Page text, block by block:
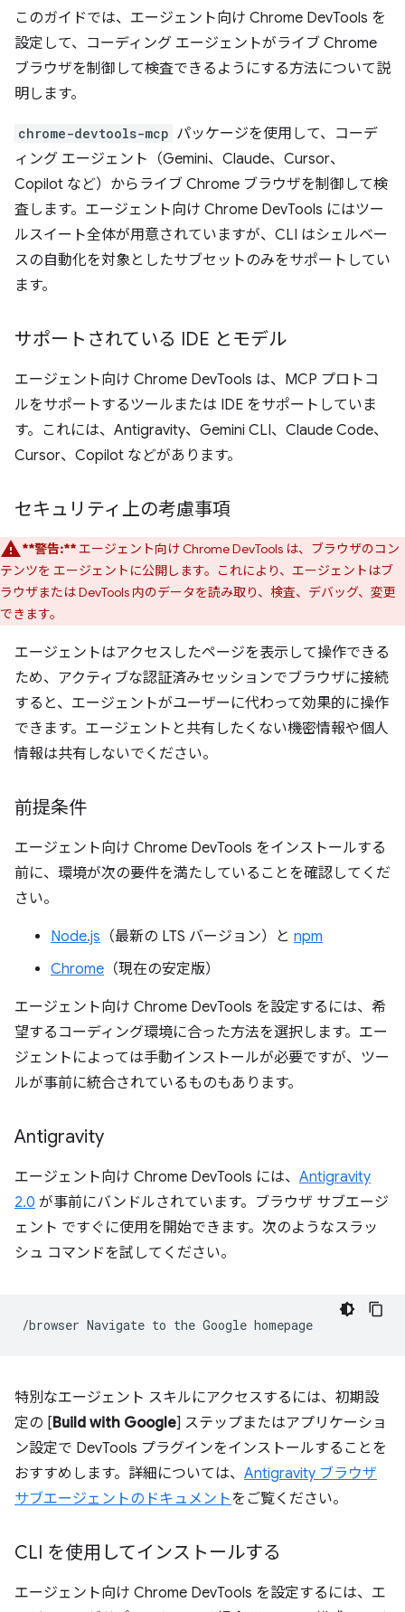
このガイドでは、エージェント向け Chrome DevTools を
設定して、コーディング エージェントがライブ Chrome
ブラウザを制御して検査できるようにする方法について説
明します。
chrome-devtools-mcp パッケージを使用して、コーデ
ィング エージェント（Gemini、Claude、Cursor、
Copilot など）からライブ Chrome ブラウザを制御して検
査します。エージェント向け Chrome DevTools にはツー
ルスイート全体が用意されていますが、CLI はシェルベー
スの自動化を対象としたサブセットのみをサポートしてい
ます。
サポートされている IDE とモデル
エージェント向け Chrome DevTools は、MCP プロトコ
ルをサポートするツールまたは IDE をサポートしていま
す。これには、Antigravity、Gemini CLI、Claude Code、
Cursor、Copilot などがあります。
セキュリティ上の考慮事項
**警告:**エージェント向け Chrome DevTools は、ブラウザのコン
テンツを エージェントに公開します。これにより、エージェントはブ
ラウザまたは DevTools 内のデータを読み取り、検査、デバッグ、変更
できます。
エージェントはアクセスしたページを表示して操作できる
ため、アクティブな認証済みセッションでブラウザに接続
すると、エージェントがユーザーに代わって効果的に操作
できます。エージェントと共有したくない機密情報や個人
情報は共有しないでください。
前提条件
エージェント向け Chrome DevTools をインストールする
前に、環境が次の要件を満たしていることを確認してくだ
さい。
Node.js （最新の LTS バージョン）と npm
Chrome （現在の安定版）
エージェント向け Chrome DevTools を設定するには、希
望するコーディング環境に合った方法を選択します。エー
ジェントによっては手動インストールが必要ですが、ツー
ルが事前に統合されているものもあります。
Antigravity
エージェント向け Chrome DevTools には、 Antigravity
2.0 が事前にバンドルされています。ブラウザ サブエージ
ェント ですぐに使用を開始できます。次のようなスラッ
シュ コマンドを試してください。
/browser Navigate to the Google
特別なエージェント スキルにアクセスするには、初期設
定の [Build with Google] ステップまたはアプリケーショ
ン設定で DevTools プラグインをインストールすることを
おすすめします。詳細については、 Antigravity ブラウザ
サブエージェントのドキュメントをご覧ください。
CLI を使用してインストールする
エージェント向け Chrome DevTools を設定するには、エ